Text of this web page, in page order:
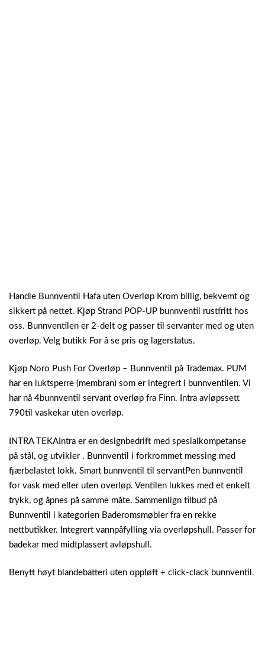
Handle Bunnventil Hafa uten Overløp Krom billig, bekvemt og
sikkert på nettet. Kjøp Strand POP-UP bunnventil rustfritt hos
oss. Bunnventilen er 2-delt og passer til servanter med og uten
overløp. Velg butikk For å se pris og lagerstatus.
Kjøp Noro Push For Overløp – Bunnventil på Trademax. PUM
har en luktsperre (membran) som er integrert i bunnventilen. Vi
har nå 4bunnventil servant overløp fra Finn. Intra avløpssett
790til vaskekar uten overløp.
INTRA TEKAIntra er en designbedrift med spesialkompetanse
på stål, og utvikler . Bunnventil i forkrommet messing med
fjærbelastet lokk. Smart bunnventil til servantPen bunnventil
for vask med eller uten overløp. Ventilen lukkes med et enkelt
trykk, og åpnes på samme måte. Sammenlign tilbud på
Bunnventil i kategorien Baderomsmøbler fra en rekke
nettbutikker. Integrert vannpåfylling via overløpshull. Passer for
badekar med midtplassert avløpshull.
Benytt høyt blandebatteri uten oppløft + click-clack bunnventil.